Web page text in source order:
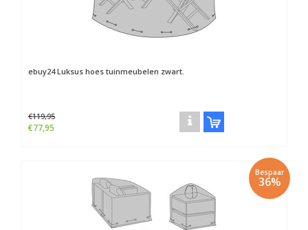
ebuy24Luksus hoes tuinmeubelen zwart.
€119,95
€77,95
Bespaar
36%